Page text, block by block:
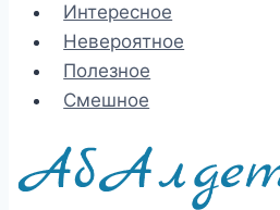
Интересное
Невероятное
Полезное
Смешное